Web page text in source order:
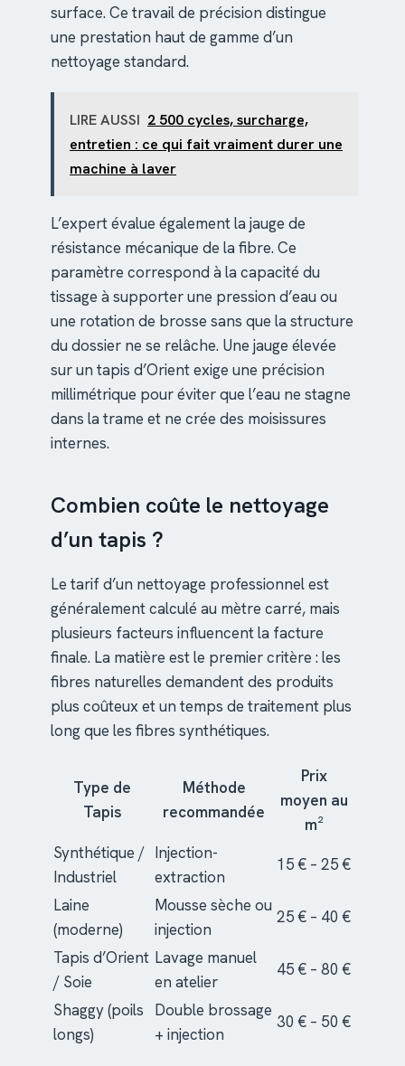
surface. Ce travail de précision distingue
une prestation haut de gamme d’un
nettoyage standard.
LIRE AUSSI 2 500 cycles, surcharge,
entretien : ce qui fait vraiment durer une
machine à laver
L’expert évalue également la jauge de
résistance mécanique de la fibre. Ce
paramètre correspond à la capacité du
tissage à supporter une pression d’eau ou
une rotation de brosse sans que la structure
du dossier ne se relâche. Une jauge élevée
sur un tapis d’Orient exige une précision
millimétrique pour éviter que l’eau ne stagne
dans la trame et ne crée des moisissures
internes.
Combien coûte le nettoyage
d’un tapis ?
Le tarif d’un nettoyage professionnel est
généralement calculé au mètre carré, mais
plusieurs facteurs influencent la facture
finale. La matière est le premier critère : les
fibres naturelles demandent des produits
plus coûteux et un temps de traitement plus
long que les fibres synthétiques.
Type de
Tapis
Méthode
recommandée
Prix
moyen au
m²
Synthétique /
Industriel
Injection-
extraction
15 € – 25 €
Laine
(moderne)
Mousse sèche ou
injection
25 € – 40 €
Tapis d’Orient
/ Soie
Lavage manuel
en atelier
45 € – 80 €
Shaggy (poils
longs)
Double brossage
+ injection
30 € – 50 €